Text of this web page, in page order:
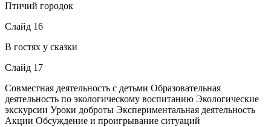
Птичий городок
Слайд 16
В гостях у сказки
Слайд 17
Совместная деятельность с детьми Образовательная
деятельность по экологическому воспитанию Экологические
экскурсии Уроки доброты Экспериментальная деятельность
Акции Обсуждение и проигрывание ситуаций